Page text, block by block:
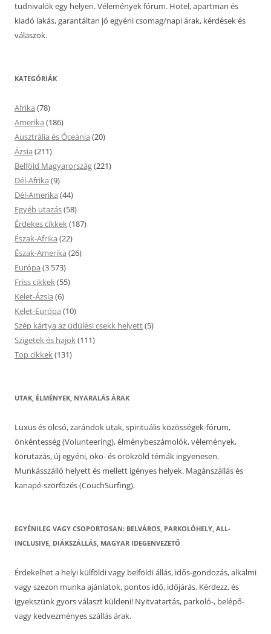
tudnivalók egy helyen. Vélemények fórum. Hotel, apartman és
kiadó lakás, garantáltan jó egyéni csomag/napi árak, kérdések és
válaszok.
KATEGÓRIÁK
Afrika (78)
Amerika (186)
Ausztrália és Óceánia (20)
Ázsia (211)
Belföld Magyarország(221)
Dél-Afrika (9)
Dél-Amerika (44)
Egyéb utazás(58)
Érdekes cikkek(187)
Észak-Afrika (22)
Észak-Amerika (26)
Európa (3 573)
Friss cikkek(55)
Kelet-Ázsia (6)
Kelet-Európa (10)
Szép kártya az üdülési csekk helyett(5)
Szigetek és hajok(111)
Top cikkek(131)
UTAK, ÉLMÉNYEK, NYARALÁS ÁRAK
Luxus és olcsó, zarándok utak, spirituális közösségek-fórum,
önkéntesség (Volunteering), élménybeszámolók, vélemények,
körutazás, új egyéni, öko- és örökzöld témák ingyenesen.
Munkásszálló helyett és mellett igényes helyek. Magánszállás és
kanapé-szörfözés (CouchSurfing).
EGYÉNILEG VAGY CSOPORTOSAN: BELVÁROS, PARKOLÓHELY, ALL-
INCLUSIVE, DIÁKSZÁLLÁS, MAGYAR IDEGENVEZETŐ
Érdekelhet a helyi külföldi vagy belföldi állás, idős-gondozás, alkalmi
vagy szezon munka ajánlatok, pontos idő, időjárás. Kérdezz, és
igyekszünk gyors választ küldeni! Nyitvatartás, parkoló-, belépő-
vagy kedvezményes szállás árak.